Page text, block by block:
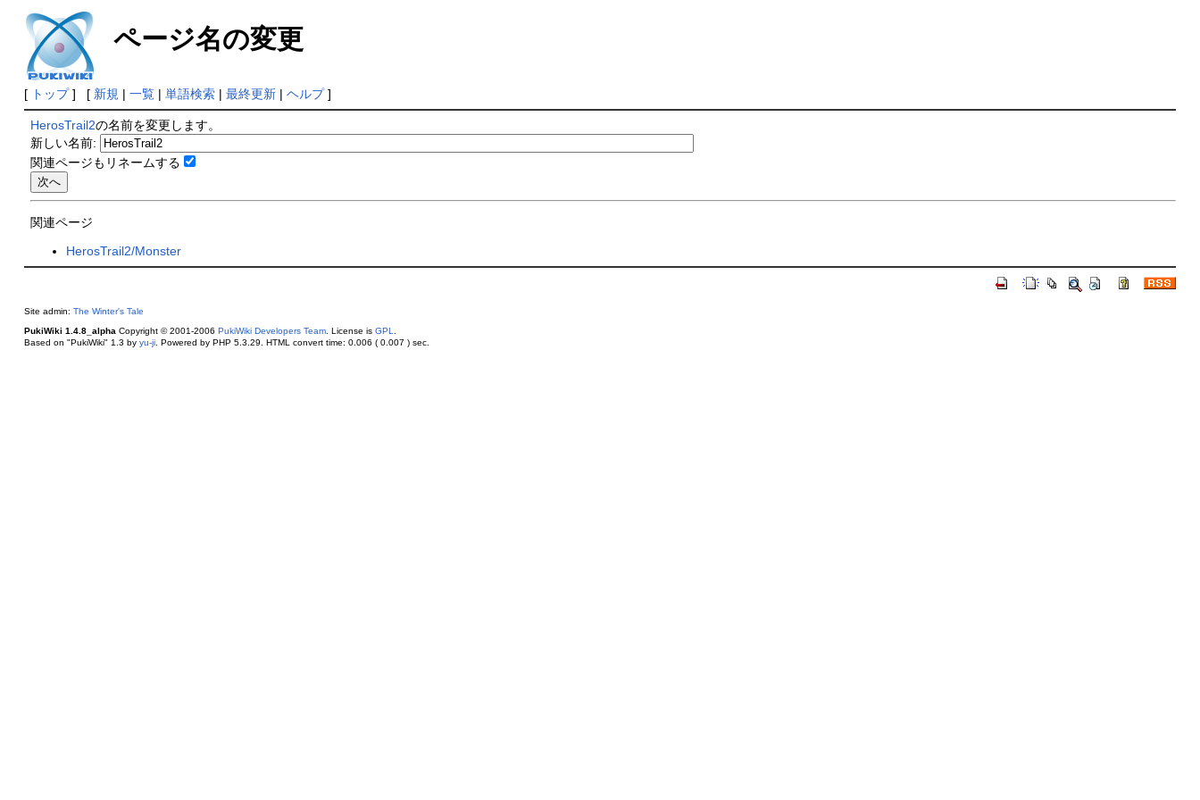
ページ名の変更
[ トップ] [ 新規 | 一覧| 単語検索| 最終更新| ヘルプ]
HerosTrail2の名前を変更します。
新しい名前:
関連ページもリネームする
関連ページ
HerosTrail2/Monster
Site admin: The Winter's Tale
PukiWiki 1.4.8_alpha Copyright © 2001-2006 PukiWiki Developers Team. License is GPL
Based on "PukiWiki" 1.3 by yu-ji. Powered by PHP 5.3.29. HTML convert time: 0.006 ( 0.007 ) sec.